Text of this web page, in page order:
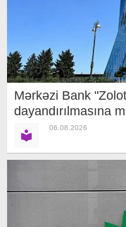
Mərkəzi Bank
dayandırılmasına
06.08.2026